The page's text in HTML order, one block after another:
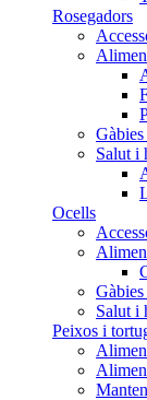
Rosegadors
Gàbies
Salut i
Ocells
Salut i
Peixos i